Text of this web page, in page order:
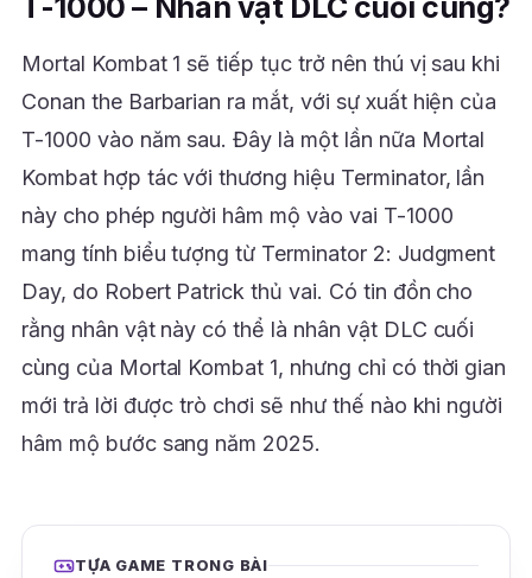
T-1000 – Nhân vật DLC cuối cùng?
Mortal Kombat 1 sẽ tiếp tục trở nên thú vị sau khi
Conan the Barbarian ra mắt, với sự xuất hiện của
T-1000 vào năm sau. Đây là một lần nữa Mortal
Kombat hợp tác với thương hiệu Terminator, lần
này cho phép người hâm mộ vào vai T-1000
mang tính biểu tượng từ Terminator 2: Judgment
Day, do Robert Patrick thủ vai. Có tin đồn cho
rằng nhân vật này có thể là nhân vật DLC cuối
cùng của Mortal Kombat 1, nhưng chỉ có thời gian
mới trả lời được trò chơi sẽ như thế nào khi người
hâm mộ bước sang năm 2025.
TỰA GAME TRONG BÀI